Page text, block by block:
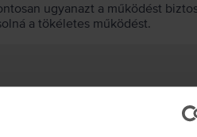
ugyanazt a működést
a tökéletes működést.